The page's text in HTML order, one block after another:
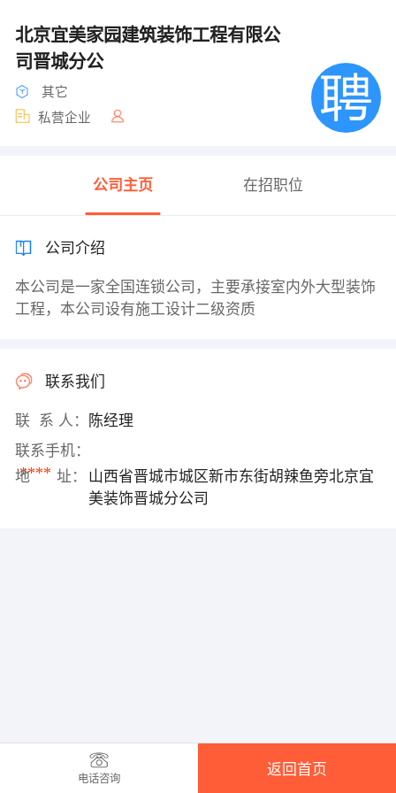
北京宜美家园建筑装饰工程有限公
司晋城分公
其它
私营企业
公司主页 在招职位
公司介绍
本公司是一家全国连锁公司，主要承接室内外大型装饰
工程，本公司设有施工设计二级资质
联系我们
联 系 人：
陈经理
联系手机：
****
地 址：
山西省晋城市城区新市东街胡辣鱼旁北京宜
美装饰晋城分公司
电话咨询
返回首页